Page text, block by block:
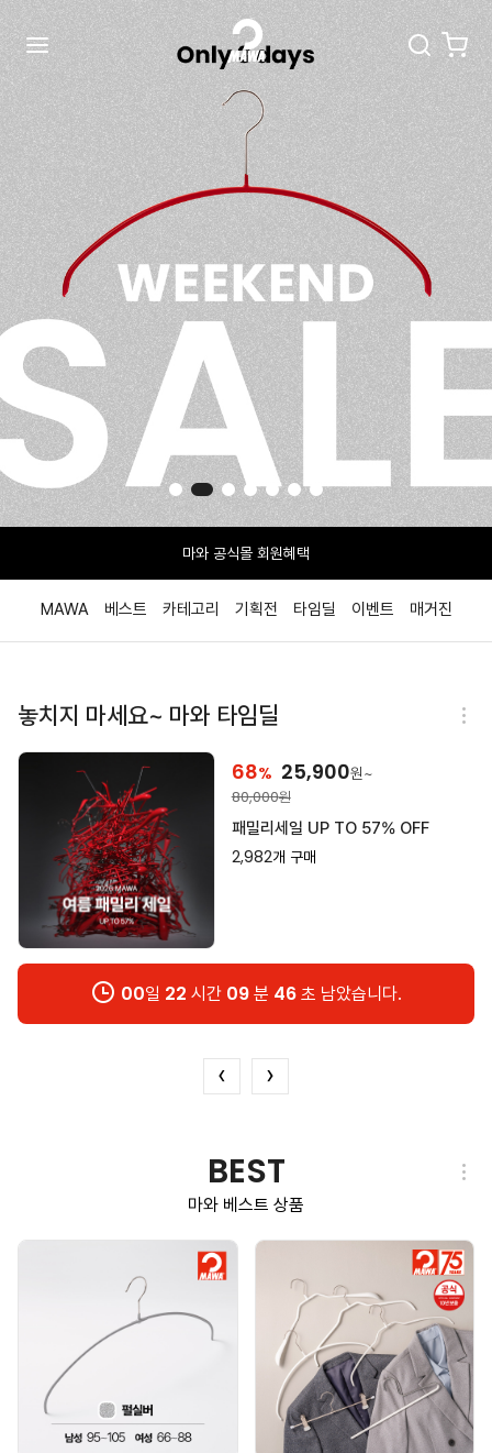
마와 공식몰 회원혜택
MAWA 베스트 카테고리 기획전 타임딜 이벤트 매거진
놓치지 마세요~ 마와 타임딜
57% 51,900원~
120,000원
가을 옷 꺼내기전, 옷장부터 리셋하세
요!
21일23 시간09 분45 초 남았습니다.
‹ ›
BEST
마와 베스트 상품